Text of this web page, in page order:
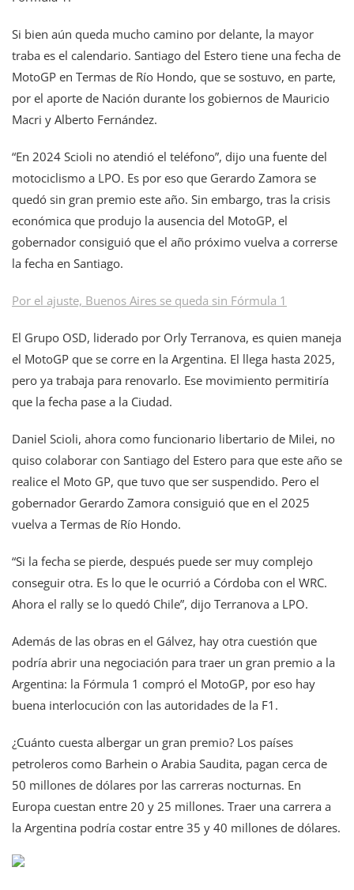
Si bien aún queda mucho camino por delante, la mayor
traba es el calendario. Santiago del Estero tiene una fecha de
MotoGP en Termas de Río Hondo, que se sostuvo, en parte,
por el aporte de Nación durante los gobiernos de Mauricio
Macri y Alberto Fernández.
“En 2024 Scioli no atendió el teléfono”, dijo una fuente del
motociclismo a LPO. Es por eso que Gerardo Zamora se
quedó sin gran premio este año. Sin embargo, tras la crisis
económica que produjo la ausencia del MotoGP, el
gobernador consiguió que el año próximo vuelva a correrse
la fecha en Santiago.
Por el ajuste, Buenos Aires se queda sin Fórmula 1
El Grupo OSD, liderado por Orly Terranova, es quien maneja
el MotoGP que se corre en la Argentina. El llega hasta 2025,
pero ya trabaja para renovarlo. Ese movimiento permitiría
que la fecha pase a la Ciudad.
Daniel Scioli, ahora como funcionario libertario de Milei, no
quiso colaborar con Santiago del Estero para que este año se
realice el Moto GP, que tuvo que ser suspendido. Pero el
gobernador Gerardo Zamora consiguió que en el 2025
vuelva a Termas de Río Hondo.
“Si la fecha se pierde, después puede ser muy complejo
conseguir otra. Es lo que le ocurrió a Córdoba con el WRC.
Ahora el rally se lo quedó Chile”, dijo Terranova a LPO.
Además de las obras en el Gálvez, hay otra cuestión que
podría abrir una negociación para traer un gran premio a la
Argentina: la Fórmula 1 compró el MotoGP, por eso hay
buena interlocución con las autoridades de la F1.
¿Cuánto cuesta albergar un gran premio? Los países
petroleros como Barhein o Arabia Saudita, pagan cerca de
50 millones de dólares por las carreras nocturnas. En
Europa cuestan entre 20 y 25 millones. Traer una carrera a
la Argentina podría costar entre 35 y 40 millones de dólares.